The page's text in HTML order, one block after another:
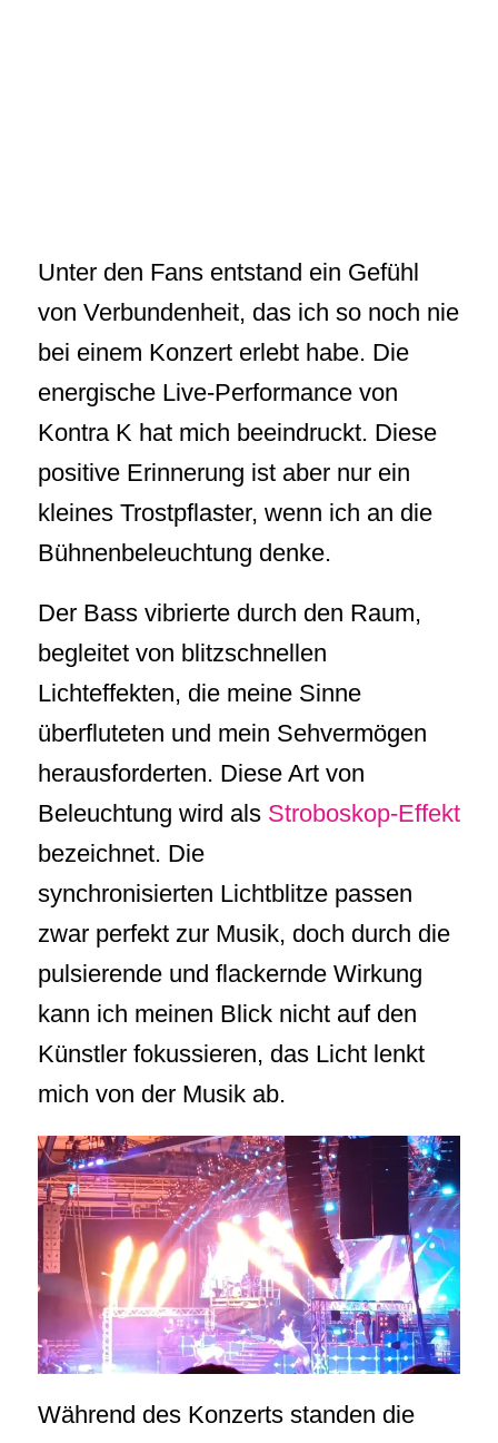
Unter den Fans entstand ein Gefühl
von Verbundenheit, das ich so noch nie
bei einem Konzert erlebt habe. Die
energische Live-Performance von
Kontra K hat mich beeindruckt. Diese
positive Erinnerung ist aber nur ein
kleines Trostpflaster, wenn ich an die
Bühnenbeleuchtung denke.
Der Bass vibrierte durch den Raum,
begleitet von blitzschnellen
Lichteffekten, die meine Sinne
überfluteten und mein Sehvermögen
herausforderten. Diese Art von
Beleuchtung wird als Stroboskop-Effekt
bezeichnet. Die
synchronisierten Lichtblitze passen
zwar perfekt zur Musik, doch durch die
pulsierende und flackernde Wirkung
kann ich meinen Blick nicht auf den
Künstler fokussieren, das Licht lenkt
mich von der Musik ab.
Während des Konzerts standen die